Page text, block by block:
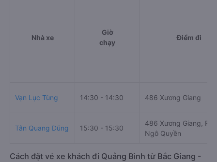
Nhà xe
Giờ
chạy
Điểm đi
Vạn Lục Tùng 14:30 - 14:30 486 Xương Giang
Tân Quang Dũng 15:30 - 15:30
486 Xương Giang,
Ngô Quyền
Cách đặt vé xe khách đi Quảng Bình từ Bắc Giang -